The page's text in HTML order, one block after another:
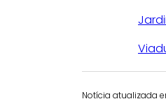
Notícia atualizada